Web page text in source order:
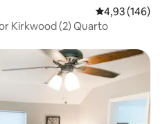
4,93 de uma
4,93 (146)
Kirkwood (2) Quarto